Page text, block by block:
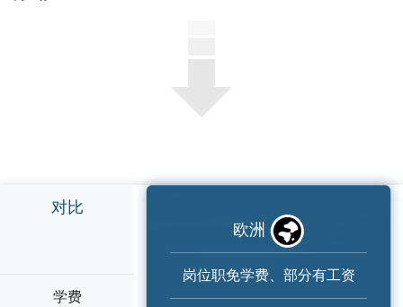
对比
学费
欧洲
岗位职免学费、部分有工资